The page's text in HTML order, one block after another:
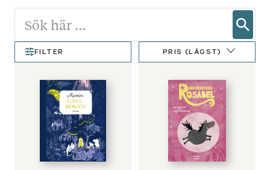
FILTER PRIS (LÄGST)